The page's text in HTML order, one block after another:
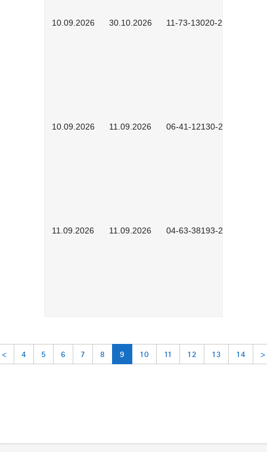
10.09.2026 30.10.2026 11-73-13020-2601
10.09.2026 11.09.2026 06-41-12130-2601
11.09.2026 11.09.2026 04-63-38193-2602
< 4 5 6 7 8 9 10 11 12 13 14 >